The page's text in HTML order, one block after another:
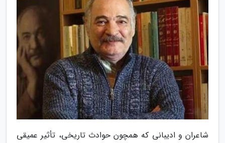
شاعران و ادیبانی که همچون حوادث تاریخی، تأثیر عمیقی